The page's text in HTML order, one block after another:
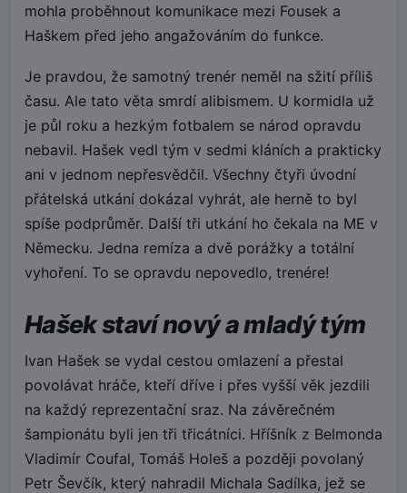
mohla proběhnout komunikace mezi Fousek a
Haškem před jeho angažováním do funkce.
Je pravdou, že samotný trenér neměl na sžití příliš
času. Ale tato věta smrdí alibismem. U kormidla už
je půl roku a hezkým fotbalem se národ opravdu
nebavil. Hašek vedl tým v sedmi kláních a prakticky
ani v jednom nepřesvědčil. Všechny čtyři úvodní
přátelská utkání dokázal vyhrát, ale herně to byl
spíše podprůměr. Další tři utkání ho čekala na ME v
Německu. Jedna remíza a dvě porážky a totální
vyhoření. To se opravdu nepovedlo, trenére!
Hašek staví nový a mladý tým
Ivan Hašek se vydal cestou omlazení a přestal
povolávat hráče, kteří dříve i přes vyšší věk jezdili
na každý reprezentační sraz. Na závěrečném
šampionátu byli jen tři třicátníci. Hříšník z Belmonda
Vladimír Coufal, Tomáš Holeš a později povolaný
Petr Ševčík, který nahradil Michala Sadílka, jež se